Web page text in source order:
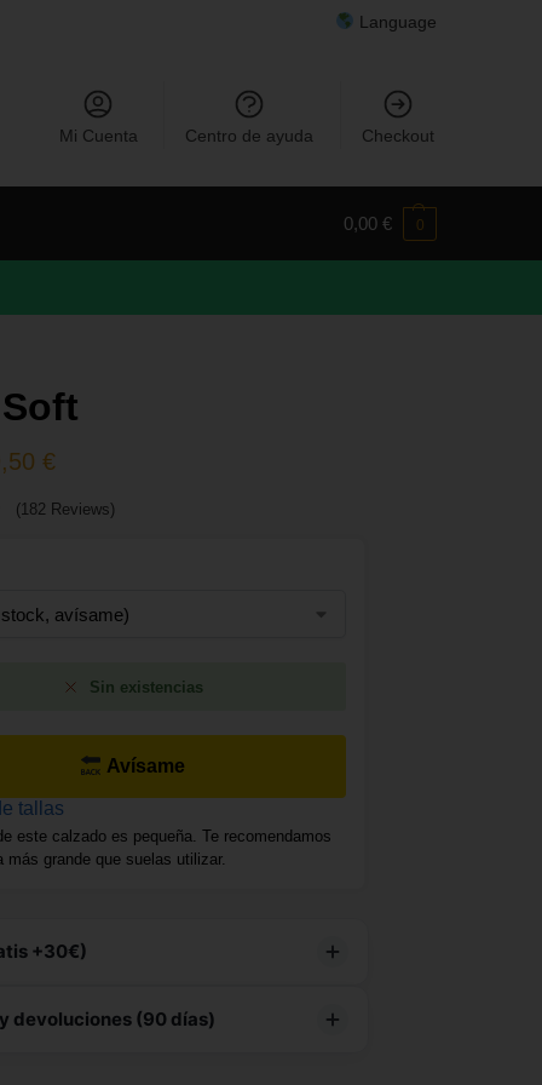
Language
Mi Cuenta Centro de ayuda Checkout
0,00 € 0
€
(182 Reviews)
Sin existencias
Avísame
tallas
este calzado es pequeña. Te recomendamos
más grande que suelas utilizar.
+30€)
devoluciones (90 días)